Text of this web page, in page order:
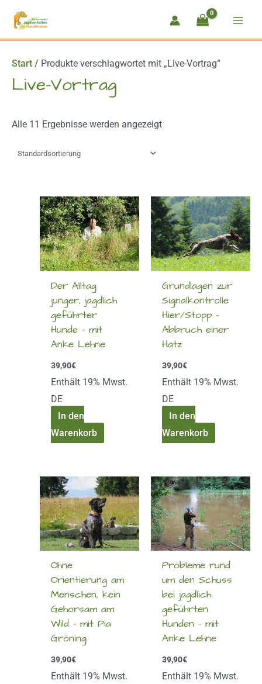
Inhalt
springen
Start / Produkte verschlagwortet mit „Live-Vortrag“
Live-Vortrag
Alle 11 Ergebnisse werden angezeigt
Der Alltag
junger, jagdlich
geführter
Hunde – mit
Anke Lehne
39,90€
Enthält 19% Mwst.
DE
In den
Warenkorb
Grundlagen zur
Signalkontrolle
Hier/Stopp –
Abbruch einer
Hatz
39,90€
Enthält 19% Mwst.
DE
In den
Warenkorb
Ohne
Orientierung am
Menschen, kein
Gehorsam am
Wild – mit Pia
Gröning
39,90€
Enthält 19% Mwst.
Probleme rund
um den Schuss
bei jagdlich
geführten
Hunden – mit
Anke Lehne
39,90€
Enthält 19% Mwst.